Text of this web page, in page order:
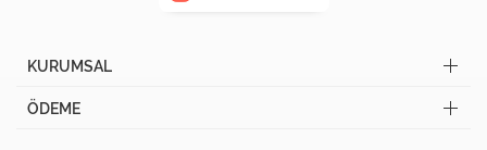
KURUMSAL
ÖDEME